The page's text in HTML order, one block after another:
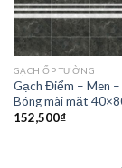
GẠCH ỐP TƯỜNG
Gạch Điểm – Men –
Bóng mài mặt
152,500₫